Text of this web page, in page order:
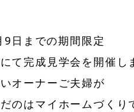
日までの期間限定
て完成見学会を開催し
いオーナーご夫婦が
のはマイホームづくり